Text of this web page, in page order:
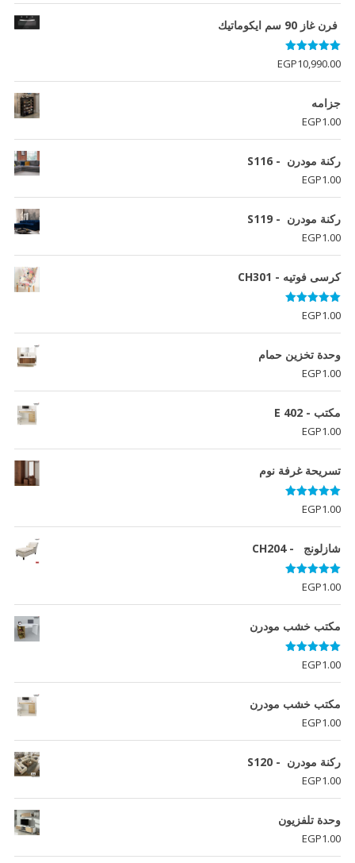
فرن غاز 90 سم ايكوماتيك
تم التقييم
5.00 من 5 EGP10,990.00
جزامه
EGP1.00
ركنة مودرن - S116
EGP1.00
ركنة مودرن - S119
EGP1.00
كرسى فوتيه - CH301
تم التقييم
5.00
من 5
EGP1.00
وحدة تخزين حمام
EGP1.00
مكتب - E 402
EGP1.00
تسريحة غرفة نوم
تم التقييم
5.00
من 5
EGP1.00
شازلونج - CH204
تم التقييم
5.00
من 5
EGP1.00
مكتب خشب مودرن
تم التقييم
5.00
من 5
EGP1.00
مكتب خشب مودرن
EGP1.00
ركنة مودرن - S120
EGP1.00
وحدة تلفزيون
EGP1.00